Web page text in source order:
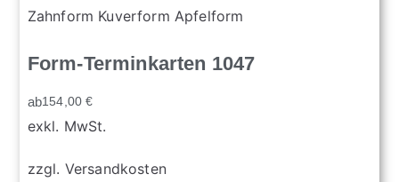
Form-Terminkarten 1047
ab154,00€
exkl. MwSt.
zzgl. Versandkosten